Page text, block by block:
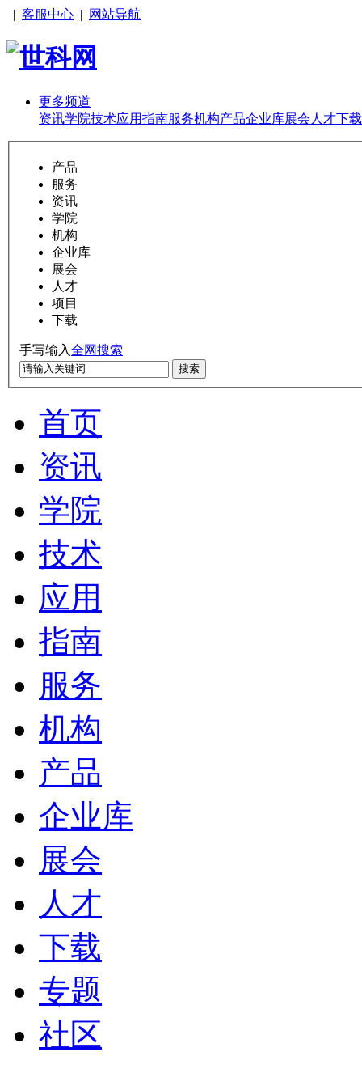
| 客服中心 | 网站导航
更多频道
资讯学院技术应用指南服务机构产品企业库展会 人才下载
产品
服务
资讯
学院
机构
企业库
展会
人才
项目
下载
手写输入全网搜索
搜索
首页
资讯
学院
技术
应用
指南
服务
机构
产品
企业库
展会
人才
下载
专题
社区